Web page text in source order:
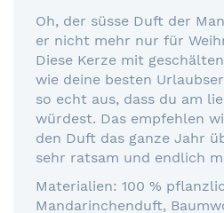
Oh, der süsse Duft der
er nicht mehr nur für
Diese Kerze mit
wie deine besten
so echt aus, dass du am
würdest. Das empfehlen
den Duft das ganze Jahr
sehr ratsam und endlich
Materialien: 100 %
Mandarinchenduft,